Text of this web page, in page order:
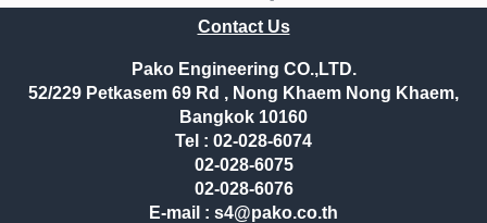
Contact Us
Pako Engineering CO.,LTD.
52/229 Petkasem 69 Rd , Nong Khaem Nong Khaem,
Bangkok 10160
Tel : 02-028-6074
02-028-6075
02-028-6076
E-mail : s4@pako.co.th